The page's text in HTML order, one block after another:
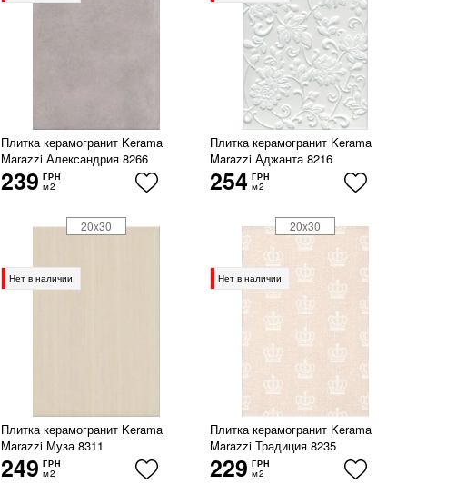
Плитка керамогранит Kerama
Marazzi Александрия 8266
239 ГРН
м2
Плитка керамогранит Kerama
Marazzi Аджанта 8216
254 ГРН
м2
Нет в наличии
Плитка керамогранит Kerama
Marazzi Муза 8311
249 ГРН
м2
20x30
Нет в наличии
Плитка керамогранит Kerama
Marazzi Традиция 8235
229 ГРН
м2
20x30